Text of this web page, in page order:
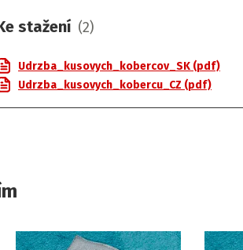
stažení (2)
Udrzba_kusovych_kobercov_SK (pdf)
Udrzba_kusovych_kobercu_CZ (pdf)